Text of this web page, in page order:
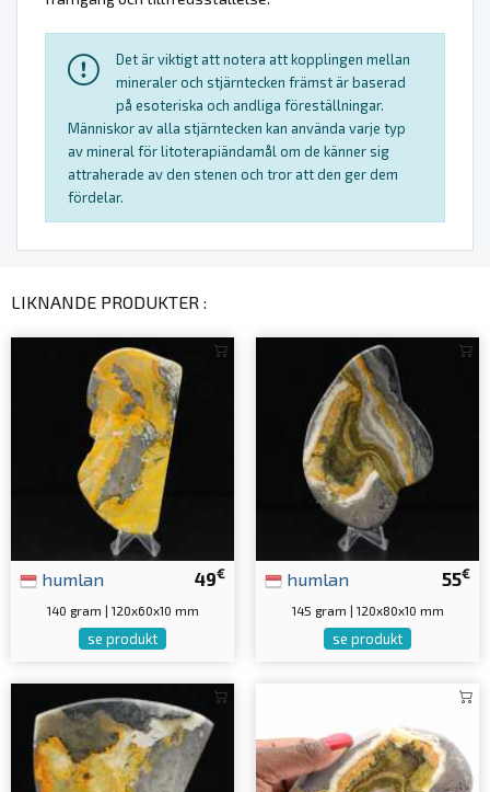
Det är viktigt att notera att kopplingen mellan
mineraler och stjärntecken främst är baserad
på esoteriska och andliga föreställningar.
Människor av alla stjärntecken kan använda varje typ
av mineral för litoterapiändamål om de känner sig
attraherade av den stenen och tror att den ger dem
fördelar.
LIKNANDE PRODUKTER :
49€
humlan
140 gram | 120x60x10 mm
se produkt
55€
humlan
145 gram | 120x80x10 mm
se produkt